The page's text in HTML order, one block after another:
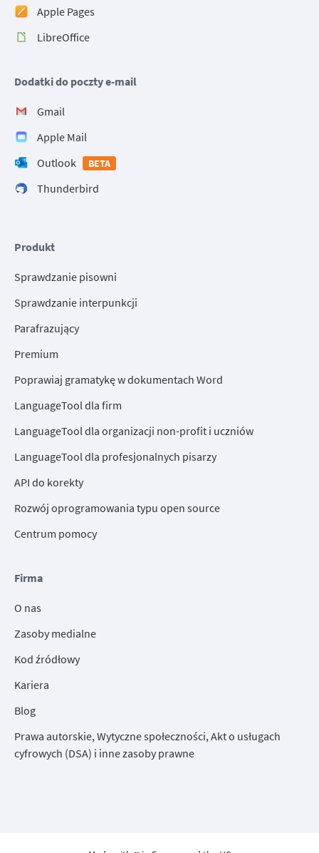
Apple Pages
LibreOffice
Dodatki do poczty e-mail
Gmail
Apple Mail
Outlook
BETA
Thunderbird
Produkt
Sprawdzanie pisowni
Sprawdzanie interpunkcji
Parafrazujący
Premium
Poprawiaj gramatykę w dokumentach Word
LanguageTool dla firm
LanguageTool dla organizacji non-profit i uczniów
LanguageTool dla profesjonalnych pisarzy
API do korekty
Rozwój oprogramowania typu open source
Centrum pomocy
Firma
O nas
Zasoby medialne
Kod źródłowy
Kariera
Blog
Prawa autorskie, Wytyczne społeczności, Akt o usługach
cyfrowych (DSA) i inne zasoby prawne